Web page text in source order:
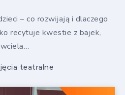
– co rozwijają i dlaczego
recytuje kwestie z bajek,
wciela…
teatralne